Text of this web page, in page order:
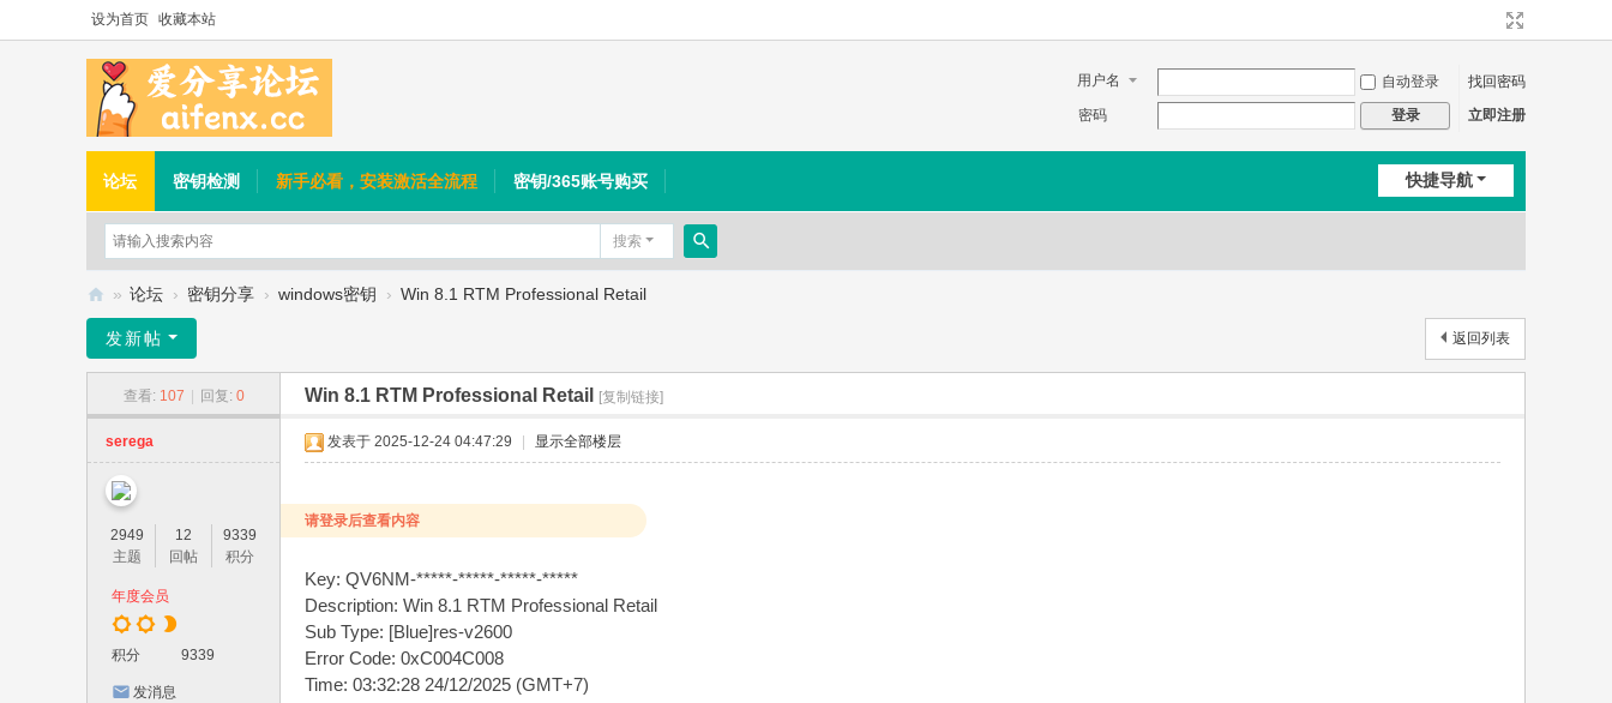
设为首页 收藏本站
用户名 自动登录
找回密码
密码
登录 立即注册
快捷导航
论坛 密钥检测 新手必看，安装激活全流程 密钥/365账号购买
搜索
搜
分
坛
» 论坛 › 密钥分享 › windows密钥 › Win 8.1 RTM Professional Retail
返回列表
发新帖
查看: 107 回复: 0 Win 8.1 RTM Professional Retail [复制链接]
serega
2949
主题
12
回帖
9339
积分
年度会员
积分 9339
发消息
发表于 2025-12-24 04:47:29 显示全部楼层
请登录后查看内容
Key: QV6NM-*****-*****-*****-*****
Description: Win 8.1 RTM Professional Retail
Sub Type: [Blue]res-v2600
Error Code: 0xC004C008
Time: 03:32:28 24/12/2025 (GMT+7)